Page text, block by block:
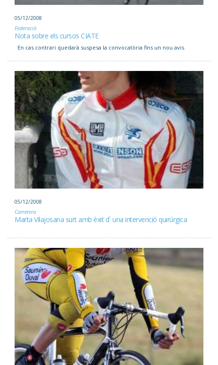
05/12/2008
Federació
Nota sobre els cursos CIATE
En cas contrari quedarà suspesa la convocatòria fins un nou avis.
05/12/2008
Carretera
Marta Vilajosana surt amb èxit d´ una intervenció quirúrgica